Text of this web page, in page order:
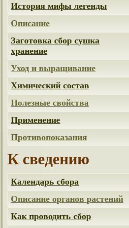
История мифы легенды
Описание
Заготовка сбор сушка
хранение
Уход и выращивание
Химический состав
Полезные свойства
Применение
Противопоказания
К сведению
Календарь сбора
Описание органов растений
Как проводить сбор